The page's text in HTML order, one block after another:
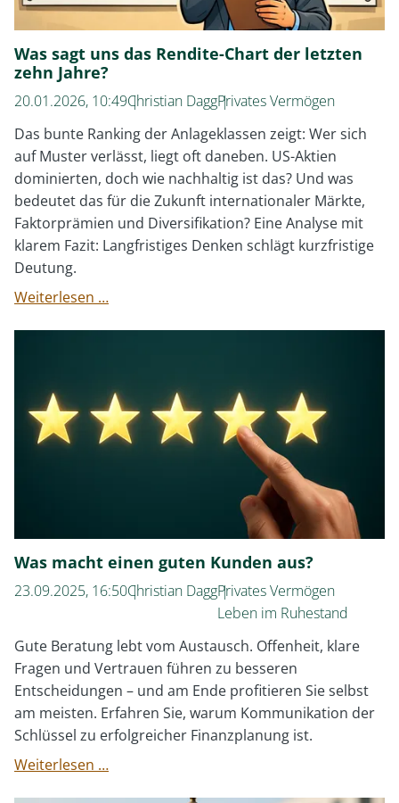
entscheidet
Was sagt uns das Rendite-Chart der letzten
zehn Jahre?
20.01.2026, 10:49Christian DaggPrivates Vermögen
Das bunte Ranking der Anlageklassen zeigt: Wer sich
auf Muster verlässt, liegt oft daneben. US-Aktien
dominierten, doch wie nachhaltig ist das? Und was
bedeutet das für die Zukunft internationaler Märkte,
Faktorprämien und Diversifikation? Eine Analyse mit
klarem Fazit: Langfristiges Denken schlägt kurzfristige
Deutung.
Weiterlesen …Was
Rendite-
Chart
der
letzten
Was macht einen guten Kunden aus?
23.09.2025, 16:50Christian DaggPrivates Vermögen
Leben im Ruhestand
Gute Beratung lebt vom Austausch. Offenheit, klare
Fragen und Vertrauen führen zu besseren
Entscheidungen – und am Ende profitieren Sie selbst
am meisten. Erfahren Sie, warum Kommunikation der
Schlüssel zu erfolgreicher Finanzplanung ist.
Weiterlesen …Was